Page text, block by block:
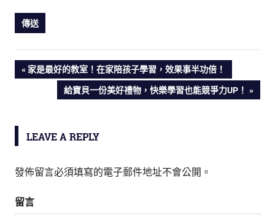
文
導
PREVIOUS
家是最好的教室！在家陪孩子學習，效果事半功倍！
NEXT
給寶貝一份美好禮物，快樂學習也能競爭力UP！
LEAVE A REPLY
發佈留言必須填寫的電子郵件地址不會公開。
留言